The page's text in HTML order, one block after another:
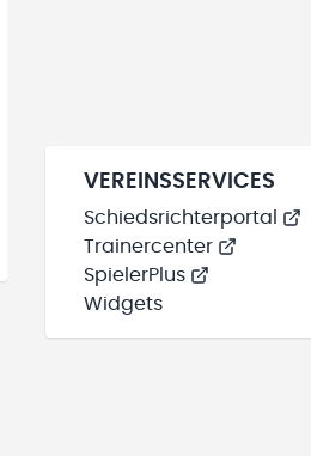
VEREINSSERVICES
Schiedsrichterportal
Trainercenter
SpielerPlus
Widgets